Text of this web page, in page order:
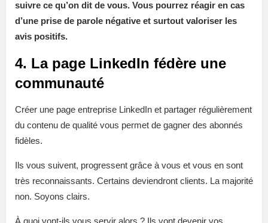
suivre ce qu’on dit de vous. Vous pourrez réagir en cas
d’une prise de parole négative et surtout valoriser les
avis positifs.
4. La page LinkedIn fédère une
communauté
Créer une page entreprise LinkedIn et partager régulièrement
du contenu de qualité vous permet de gagner des abonnés
fidèles.
Ils vous suivent, progressent grâce à vous et vous en sont
très reconnaissants. Certains deviendront clients. La majorité
non. Soyons clairs.